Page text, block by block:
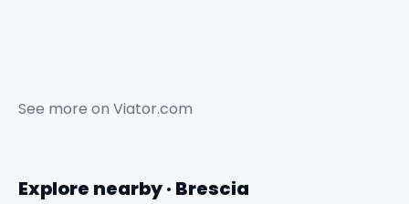
See more on Viator.com
Explore nearby · Brescia